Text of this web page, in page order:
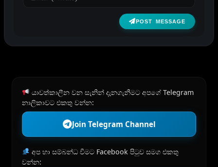
POST MESSAGE
යාවත්කාලීන වන සැනින් දැනගැනීමට අපගේ Telegram
නාලිකාවට එකතු වන්න:
Join Telegram Channel
අප හා සම්බන්ධ වීමට Facebook පිටුව සමග එකතු
වන්න: